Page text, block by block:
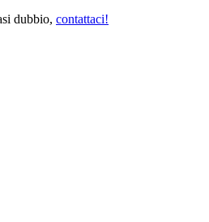
dubbio, contattaci!